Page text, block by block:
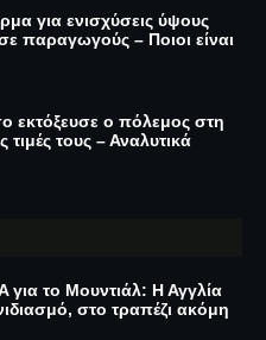
για ενισχύσεις ύψους
παραγωγούς – Ποιοι είναι
εκτόξευσε ο πόλεμος στη
τιμές τους – Αναλυτικά
για το Μουντιάλ: Η Αγγλία
στο τραπέζι ακόμη